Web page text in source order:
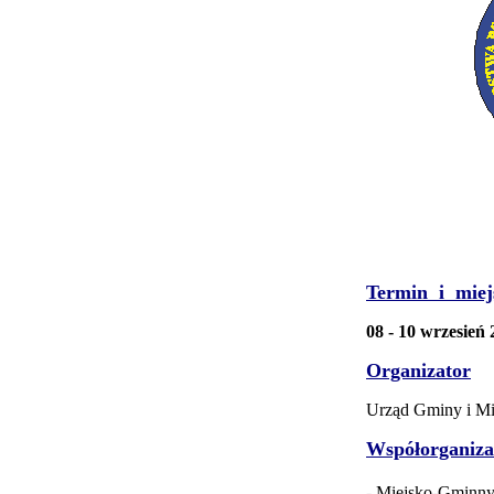
Termin i
08 - 10 wrzesień
Organizator
Urząd Gminy i